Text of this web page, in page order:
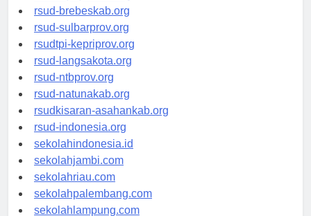
rsudkoja-jakarta.org
rsud-brebeskab.org
rsud-sulbarprov.org
rsudtpi-kepriprov.org
rsud-langsakota.org
rsud-ntbprov.org
rsud-natunakab.org
rsudkisaran-asahankab.org
rsud-indonesia.org
sekolahindonesia.id
sekolahjambi.com
sekolahriau.com
sekolahpalembang.com